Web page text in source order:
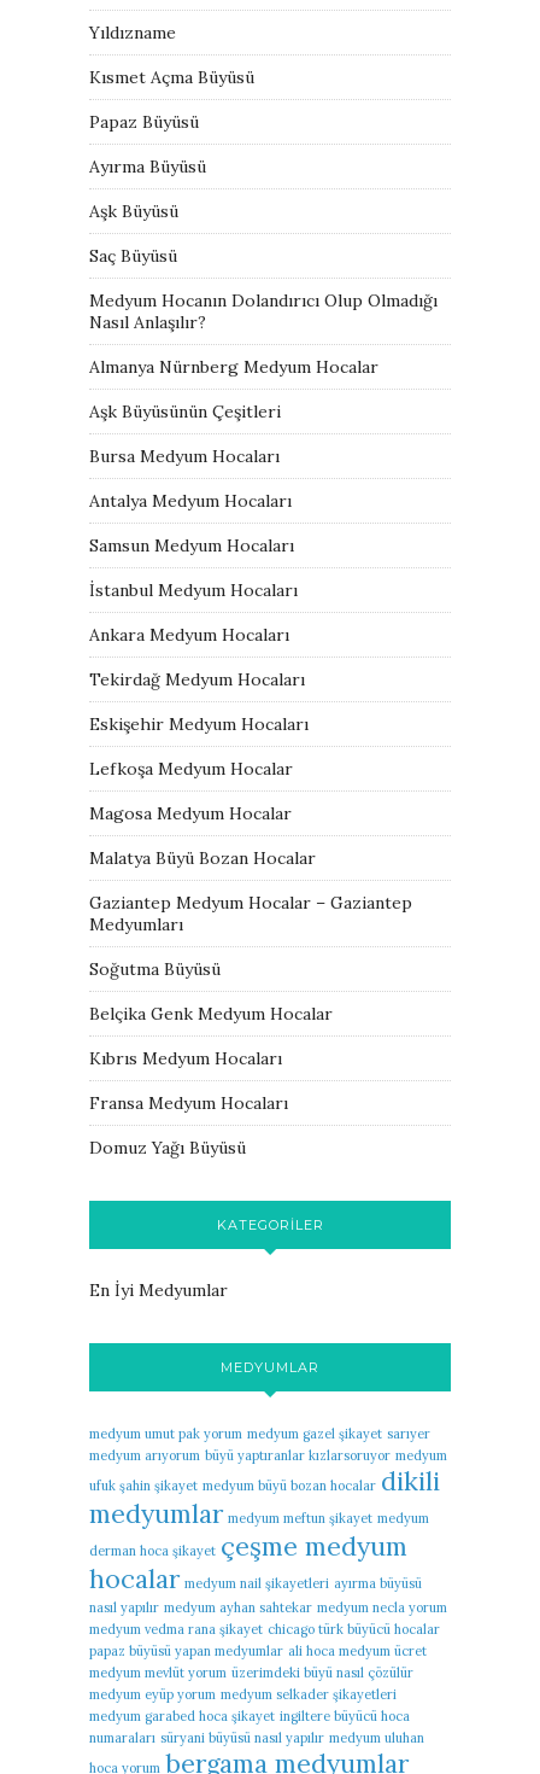
Yıldızname
Kısmet Açma Büyüsü
Papaz Büyüsü
Ayırma Büyüsü
Aşk Büyüsü
Saç Büyüsü
Medyum Hocanın Dolandırıcı Olup Olmadığı
Nasıl Anlaşılır?
Almanya Nürnberg Medyum Hocalar
Aşk Büyüsünün Çeşitleri
Bursa Medyum Hocaları
Antalya Medyum Hocaları
Samsun Medyum Hocaları
İstanbul Medyum Hocaları
Ankara Medyum Hocaları
Tekirdağ Medyum Hocaları
Eskişehir Medyum Hocaları
Lefkoşa Medyum Hocalar
Magosa Medyum Hocalar
Malatya Büyü Bozan Hocalar
Gaziantep Medyum Hocalar – Gaziantep
Medyumları
Soğutma Büyüsü
Belçika Genk Medyum Hocalar
Kıbrıs Medyum Hocaları
Fransa Medyum Hocaları
Domuz Yağı Büyüsü
KATEGORILER
En İyi Medyumlar
MEDYUMLAR
medyum umut pak yorum medyum gazel şikayet sarıyer
medyum arıyorum büyü yaptıranlar kızlarsoruyor medyum
ufuk şahin şikayet medyum büyü bozan hocalar dikili
medyumlar medyum meftun şikayet medyum
derman hoca şikayet çeşme medyum
hocalar medyum nail şikayetleri ayırma büyüsü
nasıl yapılır medyum ayhan sahtekar medyum necla yorum
medyum vedma rana şikayet chicago türk büyücü hocalar
papaz büyüsü yapan medyumlar ali hoca medyum ücret
medyum mevlüt yorum üzerimdeki büyü nasıl çözülür
medyum eyüp yorum medyum selkader şikayetleri
medyum garabed hoca şikayet ingiltere büyücü hoca
numaraları süryani büyüsü nasıl yapılır medyum uluhan
hoca yorum bergama medyumlar